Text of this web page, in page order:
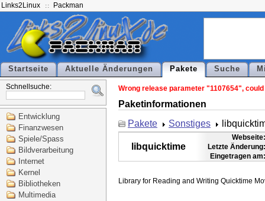
Links2Linux Packman
Startseite Aktuelle Änderungen Pakete Suche
Schnellsuche:
Entwicklung
Finanzwesen
Spiele/Spass
Bildverarbeitung
Internet
Kernel
Bibliotheken
Multimedia
Wrong release parameter "1107654",
Paketinformationen
Pakete
Sonstiges
libquicktime
Webseite:
Letzte Änderung:
Eingetragen am: